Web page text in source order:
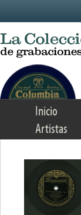
Inicio
Artistas